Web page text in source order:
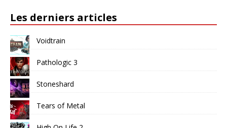
Les derniers articles
Voidtrain
Pathologic 3
Stoneshard
Tears of Metal